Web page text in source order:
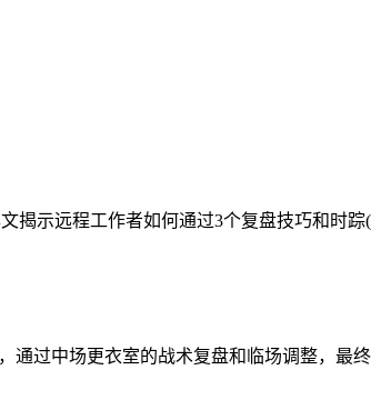
示远程工作者如何通过3个复盘技巧和时
过中场更衣室的战术复盘和临场调整，最